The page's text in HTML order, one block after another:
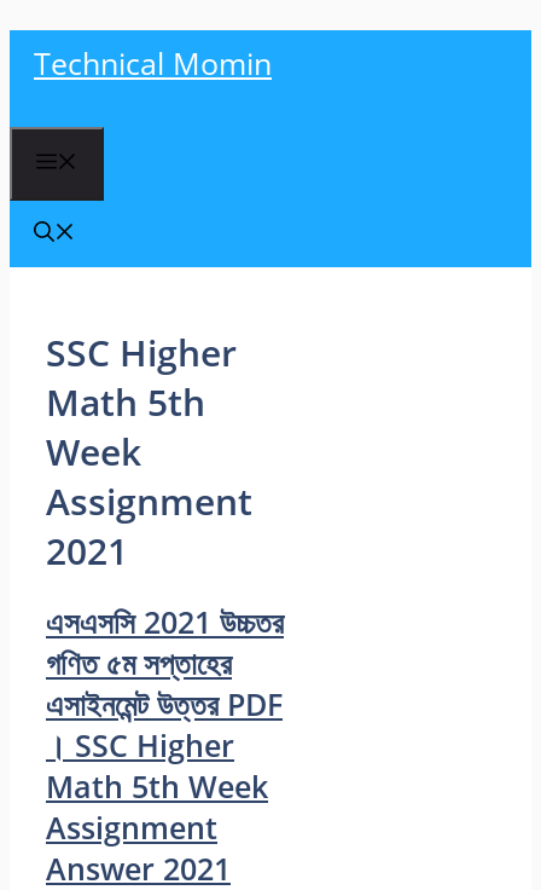
Technical Momin
SSC Higher
Math 5th
Week
Assignment
2021
এসএসসি 2021 উচ্চতর
গণিত ৫ম সপ্তাহের
এসাইনমেন্ট উত্তর PDF
। SSC Higher
Math 5th Week
Assignment
Answer 2021